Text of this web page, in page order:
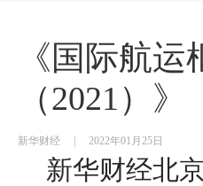
《国际航
（2021）
新华财经 2022年01月25日
新华财经北